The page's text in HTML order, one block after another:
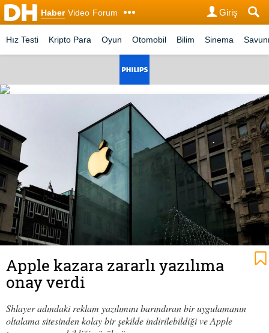
Haber Video Forum Giriş
Hız Testi Kripto Para Oyun Otomobil Bilim Sinema
Apple kazara zararlı yazılıma
onay verdi
Shlayer adındaki reklam yazılımını barındıran bir uygulamanın
oltalama sitesinden kolay bir şekilde indirilebildiği ve Apple